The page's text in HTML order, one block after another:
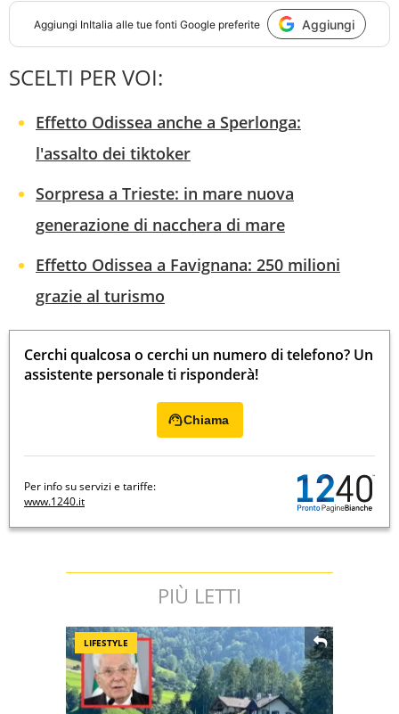
Aggiungi InItalia alle tue fonti Google preferite Aggiungi
SCELTI PER VOI:
Effetto Odissea anche a Sperlonga:
l'assalto dei tiktoker
Sorpresa a Trieste: in mare nuova
generazione di nacchera di mare
Effetto Odissea a Favignana: 250 milioni
grazie al turismo
Cerchi qualcosa o cerchi un numero di telefono? Un
assistente personale ti risponderà!
Chiama
Per info su servizi e tariffe:
www.1240.it
PIÙ LETTI
LIFESTYLE